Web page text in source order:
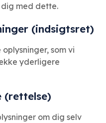
med dette.
(indsigtsret)
som vi
yderligere
(rettelse)
om dig selv